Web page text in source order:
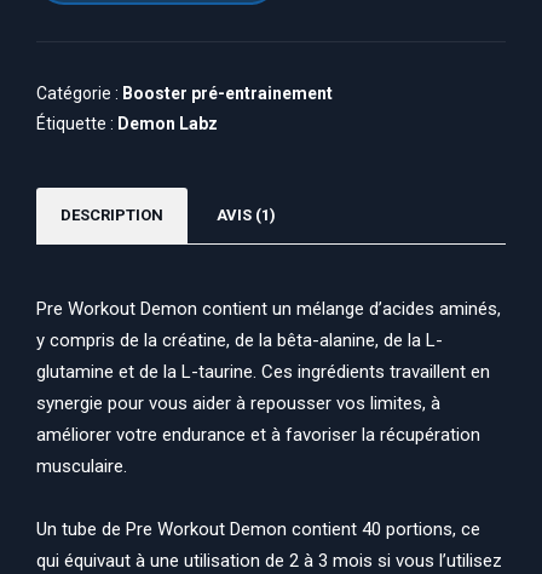
Catégorie : Booster pré-entrainement
Étiquette : Demon Labz
DESCRIPTION AVIS (1)
Pre Workout Demon contient un mélange d’acides aminés,
y compris de la créatine, de la bêta-alanine, de la L-
glutamine et de la L-taurine. Ces ingrédients travaillent en
synergie pour vous aider à repousser vos limites, à
améliorer votre endurance et à favoriser la récupération
musculaire.
Un tube de Pre Workout Demon contient 40 portions, ce
qui équivaut à une utilisation de 2 à 3 mois si vous l’utilisez